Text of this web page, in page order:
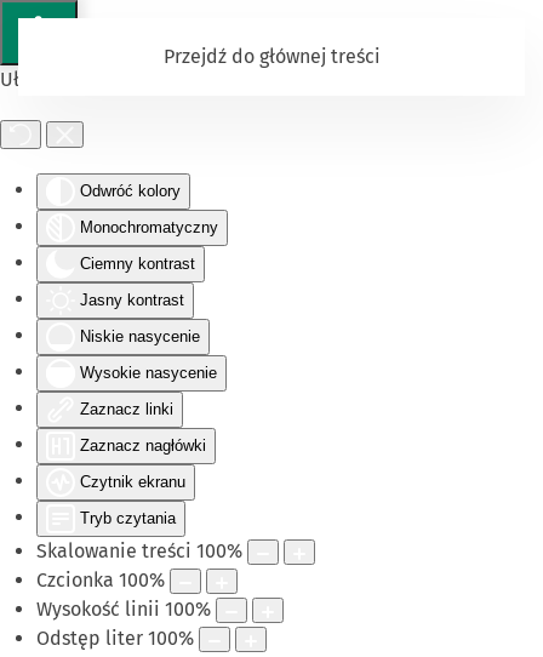
Ułatwienia dostępu
Odwróć kolory
Monochromatyczny
Ciemny kontrast
Jasny kontrast
Niskie nasycenie
Wysokie nasycenie
Zaznacz linki
Zaznacz nagłówki
Czytnik ekranu
Tryb czytania
Skalowanie treści 100%
Czcionka 100%
Wysokość linii 100%
Odstęp liter 100%
Przejdź do głównej treści